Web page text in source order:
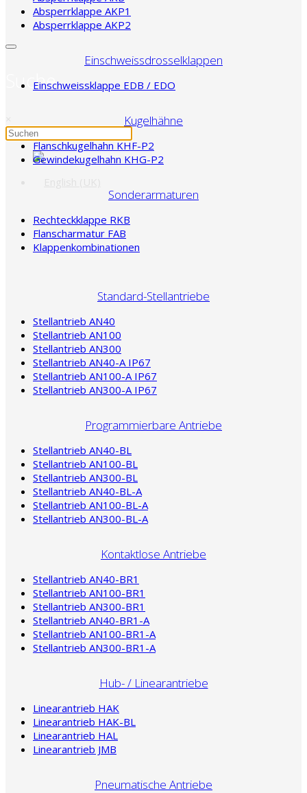
Suche
Absperrklappe AKP1
Absperrklappe AKP2
Einschweissdrosselklappen
Einschweissklappe EDB / EDO
Kugelhähne
Flanschkugelhahn KHF-P2
Gewindekugelhahn KHG-P2
Sonderarmaturen
Rechteckklappe RKB
Flanscharmatur FAB
Klappenkombinationen
Standard-Stellantriebe
Stellantrieb AN40
Stellantrieb AN100
Stellantrieb AN300
Stellantrieb AN40-A IP67
Stellantrieb AN100-A IP67
Stellantrieb AN300-A IP67
Programmierbare Antriebe
Stellantrieb AN40-BL
Stellantrieb AN100-BL
Stellantrieb AN300-BL
Stellantrieb AN40-BL-A
Stellantrieb AN100-BL-A
Stellantrieb AN300-BL-A
Kontaktlose Antriebe
Stellantrieb AN40-BR1
Stellantrieb AN100-BR1
Stellantrieb AN300-BR1
Stellantrieb AN40-BR1-A
Stellantrieb AN100-BR1-A
Stellantrieb AN300-BR1-A
Hub- / Linearantriebe
Linearantrieb HAK
Linearantrieb HAK-BL
Linearantrieb HAL
Linearantrieb JMB
Pneumatische Antriebe